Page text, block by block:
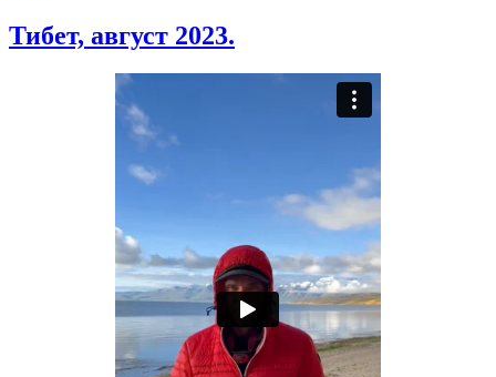
Тибет, август 2023.